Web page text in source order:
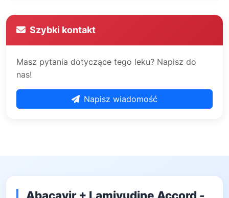
Szybki kontakt
Masz pytania dotyczące tego leku? Napisz do
nas!
Napisz wiadomość
Abacavir + Lamivudine Accord -